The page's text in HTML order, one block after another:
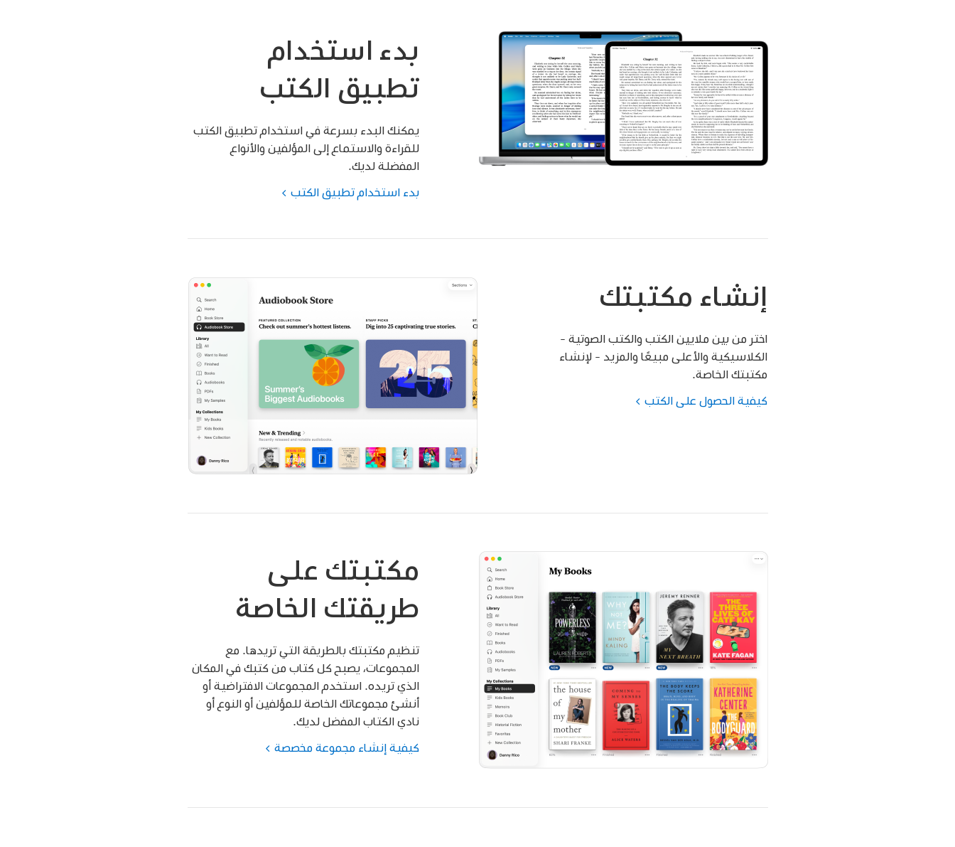
بدء استخدام
تطبيق الكتب
يمكنك البدء بسرعة في استخدام تطبيق الكتب
للقراءة والاستماع إلى المؤلفين والأنواع
المفضلة لديك.
بدء استخدام تطبيق الكتب
إنشاء مكتبتك
اختر من بين ملايين الكتب والكتب الصوتية -
الكلاسيكية والأعلى مبيعًا والمزيد - لإنشاء
مكتبتك الخاصة.
كيفية الحصول على الكتب
مكتبتك على
طريقتك الخاصة
تنظيم مكتبتك بالطريقة التي تريدها. مع
المجموعات، يصبح كل كتاب من كتبك في المكان
الذي تريده. استخدم المجموعات الافتراضية أو
أنشئ مجموعاتك الخاصة للمؤلفين أو النوع أو
نادي الكتاب المفضل لديك.
كيفية إنشاء مجموعة مخصصة